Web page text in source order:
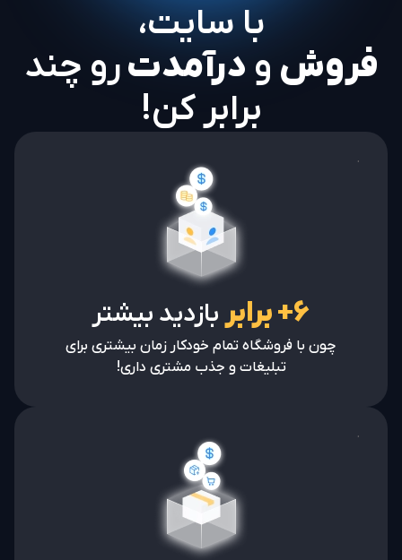
با سایت،
فروش و درآمدترو چند
برابر کن!
۶+ برابر بازدید بیشتر
چون با فروشگاه تمام خودکار زمان بیشتری برای
تبلیغات و جذب مشتری داری!